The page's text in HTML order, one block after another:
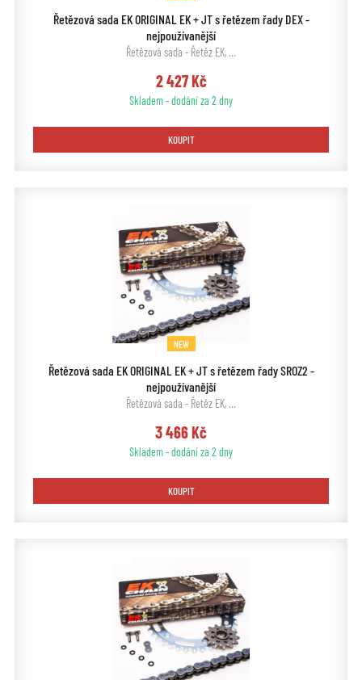
Řetězová sada EK ORIGINAL EK + JT s řetězem řady DEX -
nejpoužívanější
Řetězová sada - Řetěz EK, …
2 427 Kč
Skladem - dodání za 2 dny
KOUPIT
Řetězová sada EK ORIGINAL EK + JT s řetězem řady SROZ2 -
nejpoužívanější
Řetězová sada - Řetěz EK, …
NEW
3 466 Kč
Skladem - dodání za 2 dny
KOUPIT